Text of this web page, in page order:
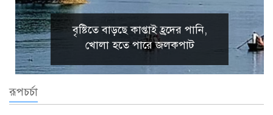
বৃষ্টিতে বাড়ছে কাপ্তাই হ্রদের পানি,
খোলা হতে পারে জলকপাট
রূপচর্চা